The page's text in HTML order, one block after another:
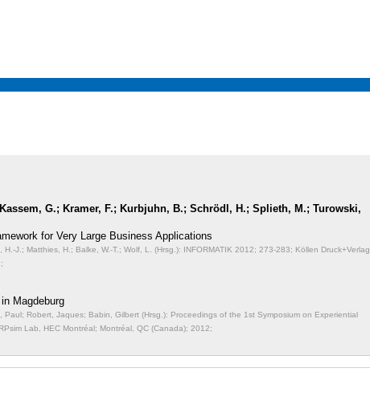
G.; Kramer, F.; Kurbjuhn, B.; Schrödl, H.; Splieth, M.; Turowski,
for Very Large Business Applications
J.; Matthies, H.; Balke, W.-T.; Wolf, L. (Hrsg.): INFORMATIK 2012; 273-283; Köllen Druck+Verlag
Magdeburg
Paul; Robert, Jaques; Babin, Gilbert (Hrsg.): Proceedings of the 1st Symposium on Experiential
Lab, HEC Montréal; Montréal, QC (Canada); 2012;